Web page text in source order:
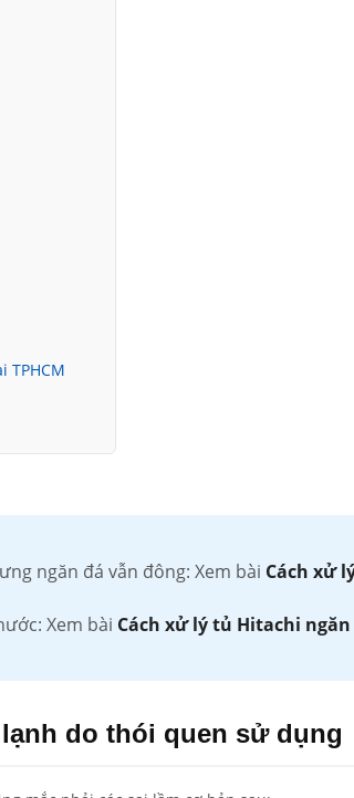
TPHCM
ngăn đá vẫn đông: Xem bài Cách xử
Xem bài Cách xử lý tủ Hitachi
do thói quen sử dụng